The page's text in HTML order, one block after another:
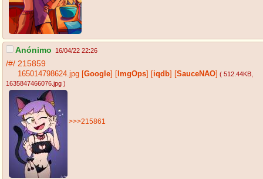
Anónimo 16/04/22 22:26
/#/ 215859
165014798624.jpg Google ImgOps iqdb SauceNAO ( 512.44KB
1635847466076.jpg )
>>>215861